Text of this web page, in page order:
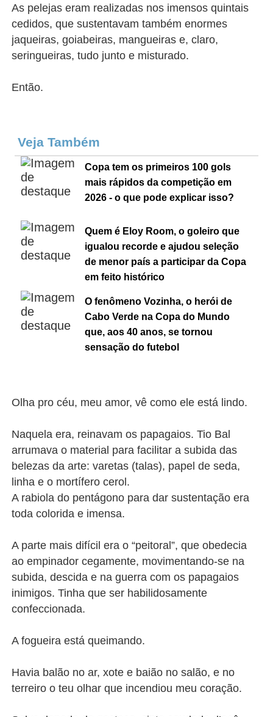
As pelejas eram realizadas nos imensos quintais
cedidos, que sustentavam também enormes
jaqueiras, goiabeiras, mangueiras e, claro,
seringueiras, tudo junto e misturado.
Então.
Veja Também
Copa tem os primeiros 100 gols
mais rápidos da competição em
2026 - o que pode explicar isso?
Quem é Eloy Room, o goleiro que
igualou recorde e ajudou seleção
de menor país a participar da Copa
em feito histórico
O fenômeno Vozinha, o herói de
Cabo Verde na Copa do Mundo
que, aos 40 anos, se tornou
sensação do futebol
Olha pro céu, meu amor, vê como ele está lindo.
Naquela era, reinavam os papagaios. Tio Bal
arrumava o material para facilitar a subida das
belezas da arte: varetas (talas), papel de seda,
linha e o mortífero cerol.
A rabiola do pentágono para dar sustentação era
toda colorida e imensa.
A parte mais difícil era o “peitoral”, que obedecia
ao empinador cegamente, movimentando-se na
subida, descida e na guerra com os papagaios
inimigos. Tinha que ser habilidosamente
confeccionada.
A fogueira está queimando.
Havia balão no ar, xote e baião no salão, e no
terreiro o teu olhar que incendiou meu coração.